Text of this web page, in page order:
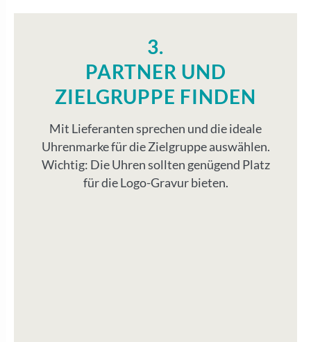
3.
PARTNER UND
ZIELGRUPPE FINDEN
Mit Lieferanten sprechen und die ideale
Uhrenmarke für die Zielgruppe auswählen.
Wichtig: Die Uhren sollten genügend Platz
für die Logo-Gravur bieten.